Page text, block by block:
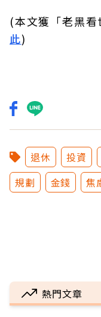
(本文獲「老黑
此)
退休 投資
規劃
金錢 焦
熱門文章